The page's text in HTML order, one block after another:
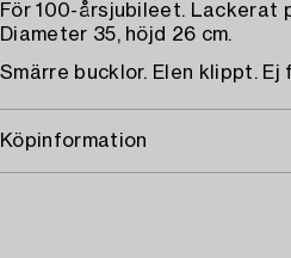
För 100-årsjubileet. Lackerat
Diameter 35, höjd 26 cm.
Smärre bucklor. Elen klippt.
Köpinformation